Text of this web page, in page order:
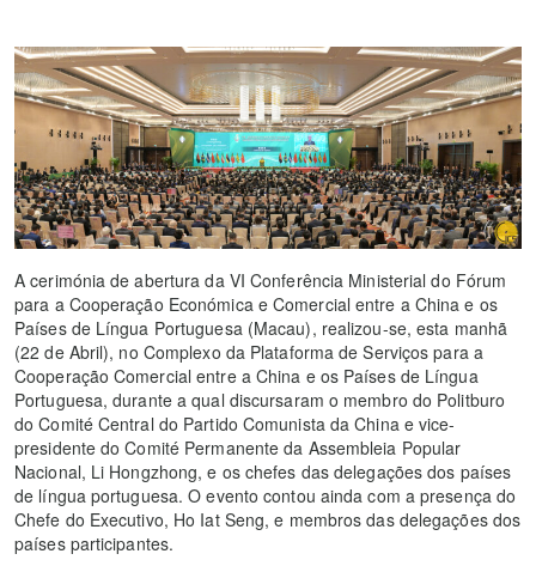
A cerimónia de abertura da VI Conferência Ministerial do Fórum
para a Cooperação Económica e Comercial entre a China e os
Países de Língua Portuguesa (Macau), realizou-se, esta manhã
(22 de Abril), no Complexo da Plataforma de Serviços para a
Cooperação Comercial entre a China e os Países de Língua
Portuguesa, durante a qual discursaram o membro do Politburo
do Comité Central do Partido Comunista da China e vice-
presidente do Comité Permanente da Assembleia Popular
Nacional, Li Hongzhong, e os chefes das delegações dos países
de língua portuguesa. O evento contou ainda com a presença do
Chefe do Executivo, Ho Iat Seng, e membros das delegações dos
países participantes.